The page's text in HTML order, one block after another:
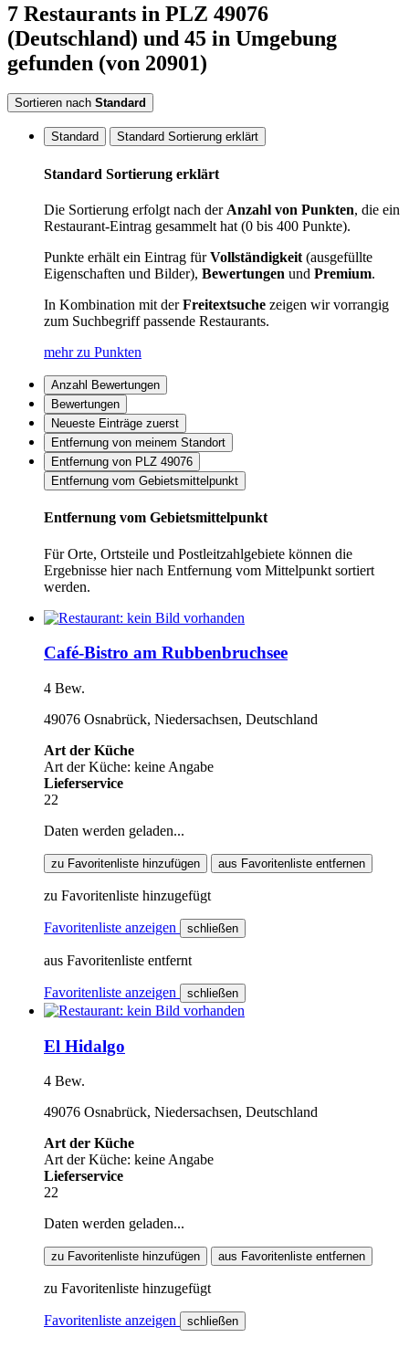
7 Restaurants in PLZ 49076
(Deutschland) und 45 in Umgebung
gefunden (von 20901)
Sortieren nach Standard
Standard Standard Sortierung erklärt
Standard Sortierung erklärt
Die Sortierung erfolgt nach der Anzahl von Punkten, die ein
Restaurant-Eintrag gesammelt hat (0 bis 400 Punkte).
Punkte erhält ein Eintrag fürVollständigkeit (ausgefüllte
Eigenschaften und Bilder), Bewertungen und Premium.
In Kombination mit derFreitextsuche zeigen wir vorrangig
zum Suchbegriff passende Restaurants.
mehr zu Punkten
Anzahl Bewertungen
Bewertungen
Neueste Einträge zuerst
Entfernung von meinem Standort
Entfernung von PLZ 49076
Entfernung vom Gebietsmittelpunkt
Entfernung vom Gebietsmittelpunkt
Für Orte, Ortsteile und Postleitzahlgebiete können die
Ergebnisse hier nach Entfernung vom Mittelpunkt sortiert
werden.
Café-Bistro am Rubbenbruchsee
4 Bew.
49076 Osnabrück, Niedersachsen, Deutschland
Art der Küche
Art der Küche: keine Angabe
Lieferservice
22
Daten werden geladen...
zu Favoritenliste hinzufügen aus Favoritenliste entfernen
zu Favoritenliste hinzugefügt
Favoritenliste anzeigen schließen
aus Favoritenliste entfernt
Favoritenliste anzeigen schließen
El Hidalgo
4 Bew.
49076 Osnabrück, Niedersachsen, Deutschland
Art der Küche
Art der Küche: keine Angabe
Lieferservice
22
Daten werden geladen...
zu Favoritenliste hinzufügen aus Favoritenliste entfernen
zu Favoritenliste hinzugefügt
Favoritenliste anzeigen schließen